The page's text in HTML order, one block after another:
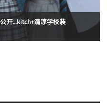
开...kitch+清凉学校装